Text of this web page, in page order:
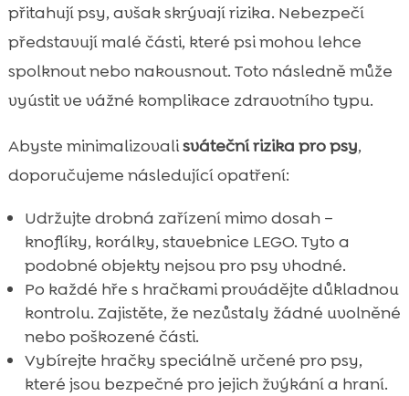
přitahují psy, avšak skrývají rizika. Nebezpečí
představují malé části, které psi mohou lehce
spolknout nebo nakousnout. Toto následně může
vyústit ve vážné komplikace zdravotního typu.
Abyste minimalizovalisváteční rizika pro psy,
doporučujeme následující opatření:
Udržujte drobná zařízení mimo dosah –
knoflíky, korálky, stavebnice LEGO. Tyto a
podobné objekty nejsou pro psy vhodné.
Po každé hře s hračkami provádějte důkladnou
kontrolu. Zajistěte, že nezůstaly žádné uvolněné
nebo poškozené části.
Vybírejte hračky speciálně určené pro psy,
které jsou bezpečné pro jejich žvýkání a hraní.